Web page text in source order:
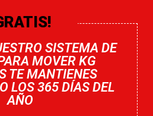
SISTEMA DE
MOVER KG
TE MANTIENES
LOS 365 DÍAS DEL
AÑO